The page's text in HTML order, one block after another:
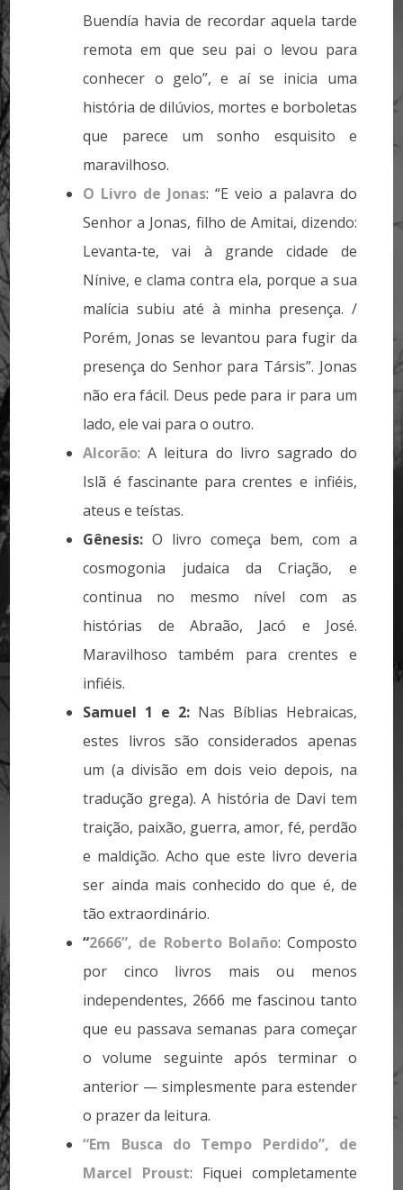
Buendía havia de recordar aquela tarde
remota em que seu pai o levou para
conhecer o gelo”, e aí se inicia uma
história de dilúvios, mortes e borboletas
que parece um sonho esquisito e
maravilhoso.
O Livro de Jonas: “E veio a palavra do
Senhor a Jonas, filho de Amitai, dizendo:
Levanta-te, vai à grande cidade de
Nínive, e clama contra ela, porque a sua
malícia subiu até à minha presença. /
Porém, Jonas se levantou para fugir da
presença do Senhor para Társis”. Jonas
não era fácil. Deus pede para ir para um
lado, ele vai para o outro.
Alcorão: A leitura do livro sagrado do
Islã é fascinante para crentes e infiéis,
ateus e teístas.
Gênesis: O livro começa bem, com a
cosmogonia judaica da Criação, e
continua no mesmo nível com as
histórias de Abraão, Jacó e José.
Maravilhoso também para crentes e
infiéis.
Samuel 1 e 2: Nas Bíblias Hebraicas,
estes livros são considerados apenas
um (a divisão em dois veio depois, na
tradução grega). A história de Davi tem
traição, paixão, guerra, amor, fé, perdão
e maldição. Acho que este livro deveria
ser ainda mais conhecido do que é, de
tão extraordinário.
“2666”, de Roberto Bolaño: Composto
por cinco livros mais ou menos
independentes, 2666 me fascinou tanto
que eu passava semanas para começar
o volume seguinte após terminar o
anterior — simplesmente para estender
o prazer da leitura.
“Em Busca do Tempo Perdido”, de
Marcel Proust: Fiquei completamente